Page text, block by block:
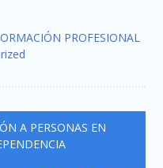
PROFESIONAL
A PERSONAS EN